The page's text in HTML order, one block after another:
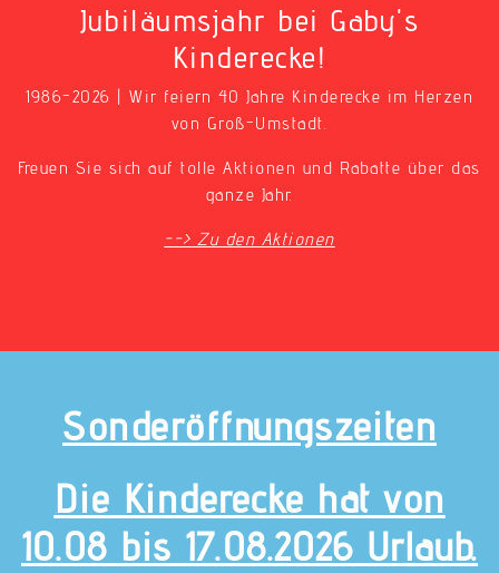
Jubiläumsjahr bei Gaby's
Kinderecke!
1986-2026 | Wir feiern 40 Jahre Kinderecke im Herzen
von Groß-Umstadt.
Freuen Sie sich auf tolle Aktionen und Rabatte über das
ganze Jahr.
--> Zu den Aktionen
Sonderöffnungszeiten
Die Kinderecke hat von
10.08 bis 17.08.2026 Urlaub.